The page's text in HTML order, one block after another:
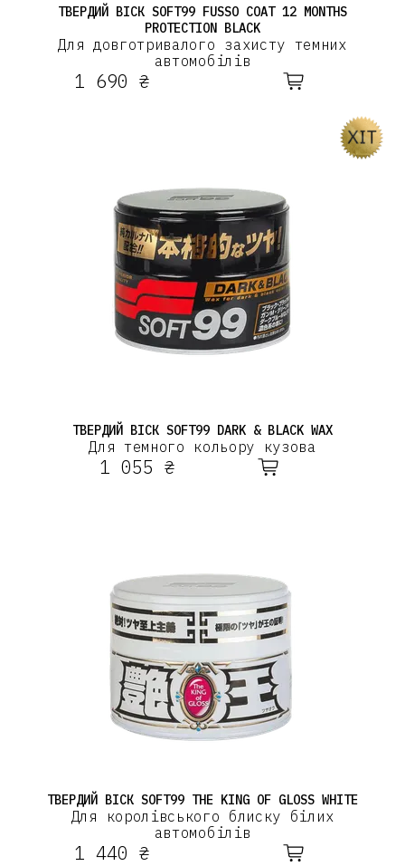
ТВЕРДИЙ ВІСК SOFT99 FUSSO COAT 12 MONTHS
PROTECTION BLACK
Для довготривалого захисту темних
автомобілів
1 690 ₴
ТВЕРДИЙ ВІСК SOFT99 DARK & BLACK WAX
Для темного кольору кузова
1 055 ₴
ТВЕРДИЙ ВІСК SOFT99 THE KING OF GLOSS WHITE
Для королівського блиску білих
автомобілів
1 440 ₴